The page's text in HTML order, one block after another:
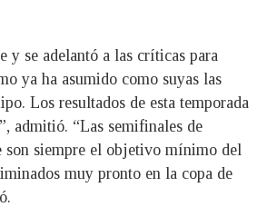
y se adelantó a las críticas para
ya ha asumido como suyas las
Los resultados de esta temporada
admitió. “Las semifinales de
son siempre el objetivo mínimo del
muy pronto en la copa de